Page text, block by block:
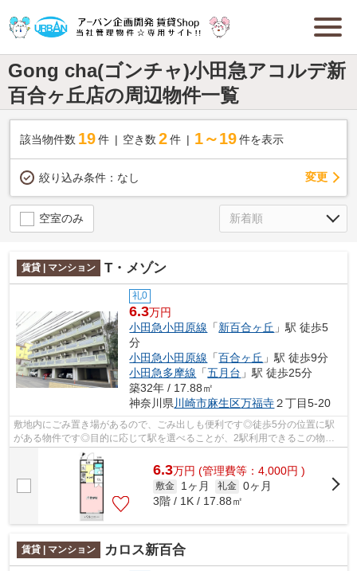
Gong cha(ゴンチャ)小田急アコルデ新
百合ヶ丘店の周辺物件一覧
該当物件数 19件 空き数 2 件 1～19 件を表示
絞り込み条件： なし 変更
空室のみ
賃貸 | マンション T・メゾン
礼0
6.3万円
小田急小田原線 「新百合ヶ丘 」駅 徒歩5
分
小田急小田原線 「百合ヶ丘 」駅 徒歩9分
小田急多摩線 「五月台 」駅 徒歩25分
築32年 / 17.88㎡
神奈川県 川崎市麻生区万福寺２丁目5-20
敷地内にごみ置き場があるので、ごみ出しも便利です◎徒歩5分の位置に駅
がある物件です◎目的に応じて駅を選べることが、2駅利用できるこの物件
のメリットです◎ぜひご覧いただきたい賃貸...
6.3万円 (管理費等：4,000円 )
敷金 1ヶ月 礼金 0ヶ月
3階 / 1K / 17.88㎡
賃貸 | マンション カロス新百合